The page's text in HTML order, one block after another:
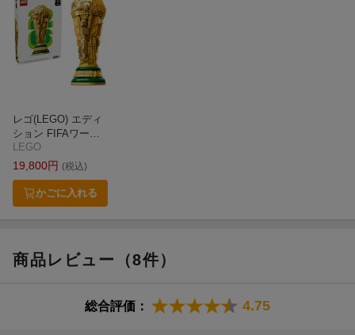
4章〇サッカー日本代表
■U-17W杯ハットトリック ■日本代表初招集とデビュー ■A代表ベ
ストゴール ■敬斗ゾーン
5章〇中村敬斗のこれから へと続く。
その他、恩師4人が語る中村敬斗、本人提供プライベート写真館、
レゴ(LEGO) エディ
ション FIFAワール
ドカップ(TM) 公式
トロフィー 43020
ゼント 12歳 13歳 14
歳
LEGO
19,800円 (税込)
かごに入れる
商品レビュー（8件）
総合評価： 4.75